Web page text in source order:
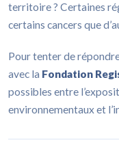
territoire ? Certaines
certains cancers que
Pour tenter de
avec la Fondation
possibles entre
environnementaux et